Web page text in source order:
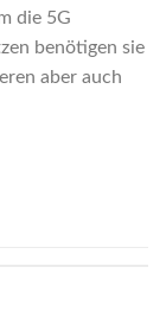
die 5G
benötigen sie
aber auch